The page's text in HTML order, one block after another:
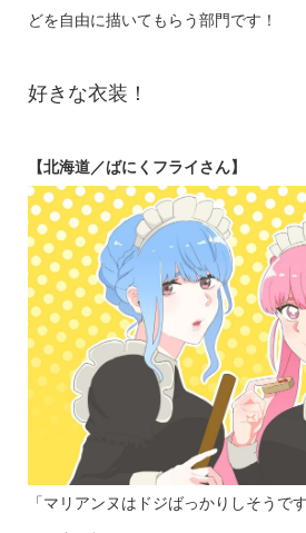
どを自由に描いてもらう部門です！
好きな衣装！
【北海道／ばにくフライさん】
「マリアンヌはドジばっかりしそうで